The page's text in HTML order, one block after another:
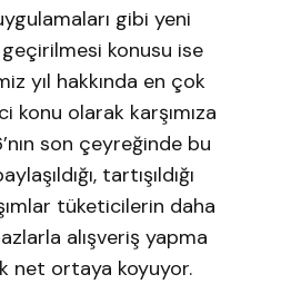
gibi yeni
konusu ise
yıl hakkında en çok
konu olarak karşımıza
son çeyreğinde bu
tartışıldığı
tüketicilerin daha
alışveriş yapma
net ortaya koyuyor.